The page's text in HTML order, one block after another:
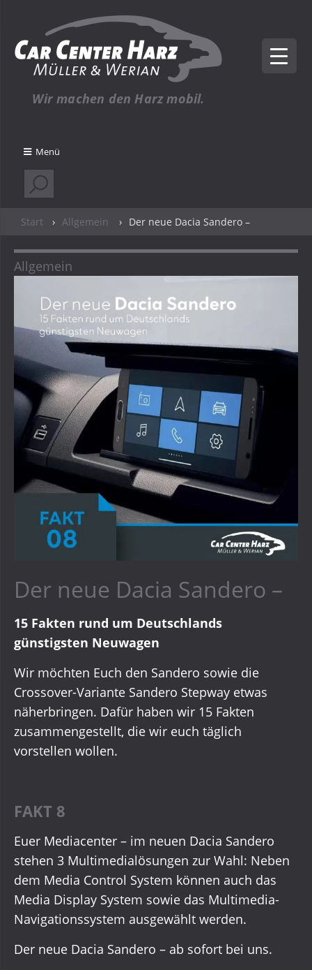
Wir machen den Harz mobil.
Menü
Start › Allgemein › Der neue Dacia Sandero –
Allgemein
Der neue Dacia Sandero –
15 Fakten rund um Deutschlands
günstigsten Neuwagen
Wir möchten Euch den Sandero sowie die
Crossover-Variante Sandero Stepway etwas
näherbringen. Dafür haben wir 15 Fakten
zusammengestellt, die wir euch täglich
vorstellen wollen.
FAKT 8
Euer Mediacenter – im neuen Dacia Sandero
stehen 3 Multimedialösungen zur Wahl: Neben
dem Media Control System können auch das
Media Display System sowie das Multimedia-
Navigationssystem ausgewählt werden.
Der neue Dacia Sandero – ab sofort bei uns.